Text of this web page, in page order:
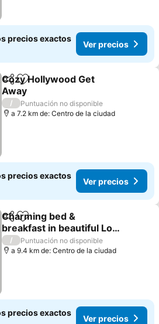
precios exactos
Ver precios
CompartirAgregar a favoritos
Cozy Hollywood Get
Away
/
Puntuación no disponible
a 7.2 km de: Centro de la ciudad
precios exactos
Ver precios
CompartirAgregar a favoritos
Charming bed &
breakfast in beautiful Los
Angeles with AC
/
Puntuación no disponible
a 9.4 km de: Centro de la ciudad
precios exactos
Ver precios